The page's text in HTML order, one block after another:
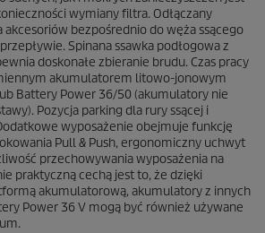
wymiany filtra. Odłączany
bezpośrednio do węża ssącego
Spinana ssawka podłogowa z
doskonałe zbieranie brudu. Czas pracy
akumulatorem litowo-jonowym
Battery Power 36/50 (akumulatory nie
Pozycja parking dla rury ssącej i
wyposażenie obejmuje funkcję
Pull & Push, ergonomiczny uchwyt
przechowywania wyposażenia na
praktyczną cechą jest to, że dzięki
akumulatorową, akumulatory z innych
Power 36 V mogą być również używane